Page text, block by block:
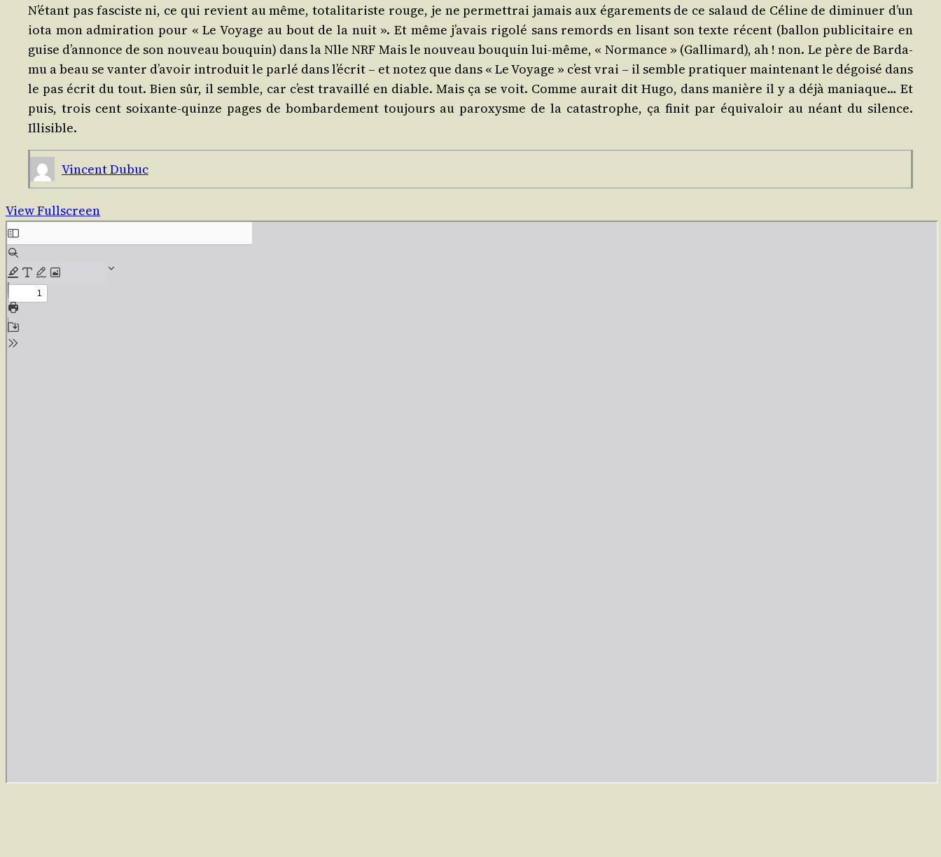
N’étant pas fas­ciste ni, ce qui revient au même, tota­li­ta­riste rouge, je ne per­met­trai jamais aux éga­re­ments de ce salaud de Céline de dimi­nuer d’un
iota mon admi­ra­tion pour « Le Voyage au bout de la nuit ». Et même j’avais rigo­lé sans remords en lisant son texte récent (bal­lon publi­ci­taire en
guise d’annonce de son nou­veau bou­quin) dans la Nlle NRF Mais le nou­veau bou­quin lui-même, « Nor­mance » (Gal­li­mard), ah ! non. Le père de Bar­da­
mu a beau se van­ter d’avoir intro­duit le par­lé dans l’écrit – et notez que dans « Le Voyage » c’est vrai – il semble pra­ti­quer main­te­nant le dégoi­sé dans
le pas écrit du tout. Bien sûr, il semble, car c’est tra­vaillé en diable. Mais ça se voit. Comme aurait dit Hugo, dans manière il y a déjà maniaque… Et
puis, trois cent soixante-quinze pages de bom­bar­de­ment tou­jours au paroxysme de la catas­trophe, ça finit par équi­va­loir au néant du silence.
Illisible.
Vincent Dubuc
View Fullscreen